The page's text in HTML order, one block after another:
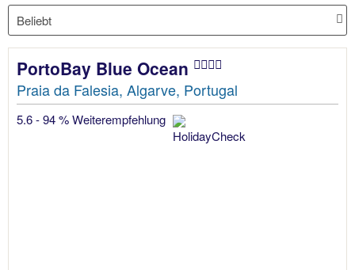
PortoBay Blue Ocean
Praia da Falesia, Algarve, Portugal
5.6 - 94 % Weiterempfehlung